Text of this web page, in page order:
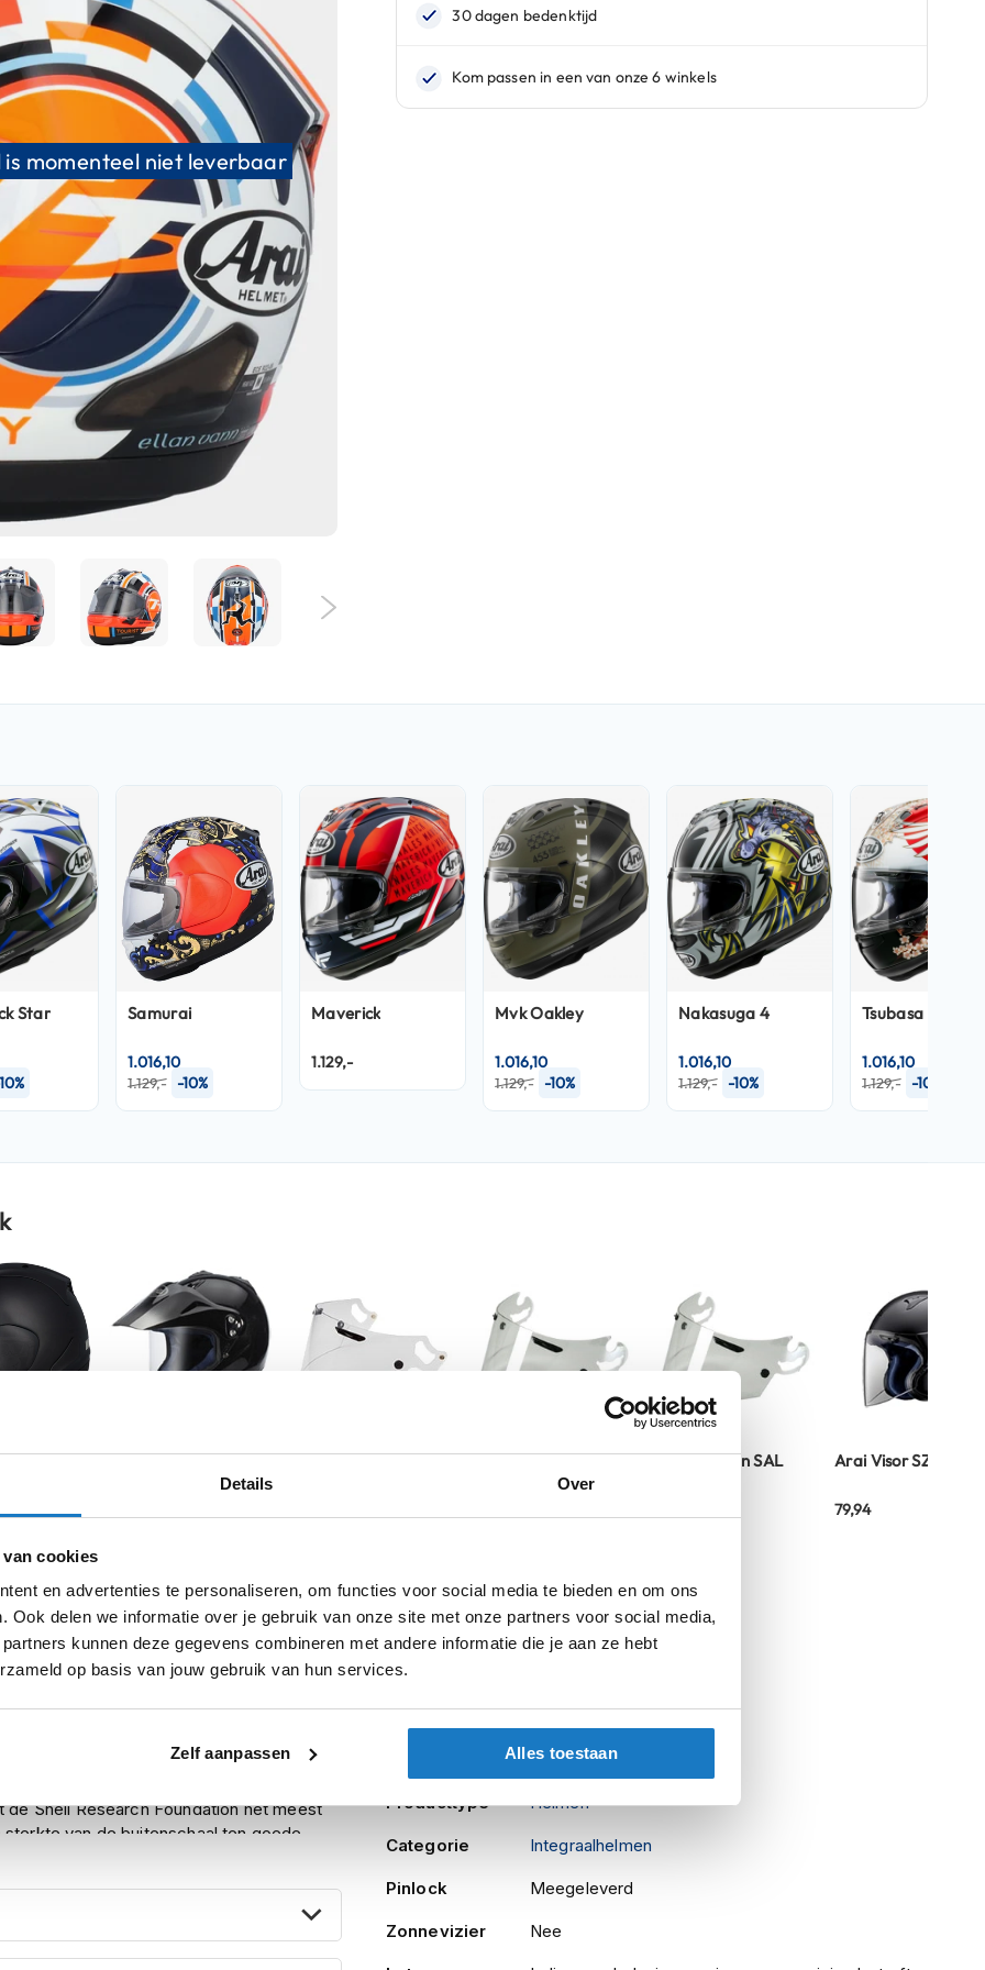
Details Over
cookies
en advertenties te personaliseren, om functies voor social media te bieden en om ons
Ook delen we informatie over je gebruik van onze site met onze partners voor social media,
kunnen deze gegevens combineren met andere informatie die je aan ze hebt
op basis van jouw gebruik van hun services.
Zelf aanpassen Alles toestaan
momenteel niet leverbaar
Star Samurai
1.129,- -10%
1.016,10
Maverick
1.129,-
Mvk Oakley
1.129,- -10%
1.016,10
Nakasuga 4
1.129,- -10%
1.016,10
Tsubasa
1.129,- -10%
1.016,10
Frost
Arai Vizieren TX-4 Arai Vizieren VAS-V Arai Vizieren SAI Arai Vizieren SAL Arai Visor SZ
79,94
Misschien deed de Arai RX-7 GP je al
helm laat je kwijlen.
gezet welke op een aantal punten
GP. Hieronder benoemen we de
verplaatst. Het draaimechanisme is
Snell Research Foundation het meest
van de buitenschaal ten goede.
lucht binnenin de helm. Deze is 20
Product info
Merk
Isle Of Man 2025
Producttype Helmen
Categorie Integraalhelmen
Pinlock Meegeleverd
Zonnevizier Nee